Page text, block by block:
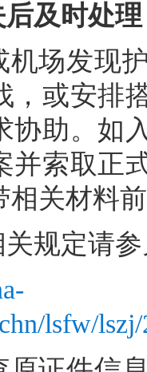
及时处
机场发现
，或安排
协助。如
并索取正
相关材料
规定请
lsfw/